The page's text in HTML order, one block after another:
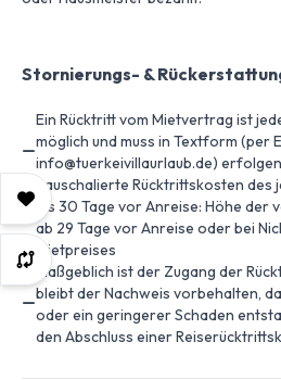
Stornierungs- &
Ein Rücktritt vom Mietvertrag ist
möglich und muss in Textform (per
info@tuerkeivillaurlaub.de)
pauschalierte Rücktrittskosten des
bis 30 Tage vor Anreise: Höhe der
ab 29 Tage vor Anreise oder bei
Mietpreises
Maßgeblich ist der Zugang der
bleibt der Nachweis vorbehalten,
oder ein geringerer Schaden
den Abschluss einer